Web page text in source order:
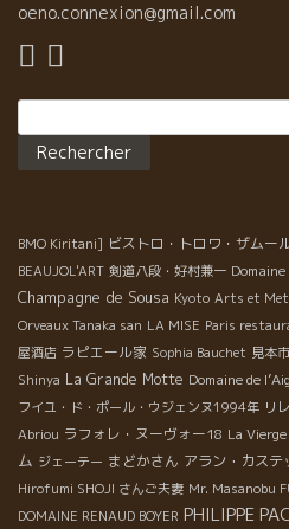
oeno.connexion@gmail.com
BMO Kiritani] ビストロ・トロワ・ザムー
BEAUJOL'ART 剣道八段・好村兼一
Champagne de Sousa Kyoto Arts et
Orveaux Tanaka san LA MISE Paris
屋酒店 ラピエール家 Sophia Bauchet 見本市
Shinya La Grande Motte Domaine de
フイユ・ド・ポール・ウジェンヌ1994年 リ
Abriou ラフォレ・ヌーヴォー18 La
ム ジェーテー まどかさん アラン・カステ
Hirofumi SHOJI さんご夫妻 Mr. Masanobu
DOMAINE RENAUD BOYER PHILIPPE